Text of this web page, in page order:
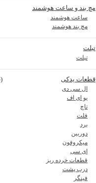
مچ بند و ساعت هوشمند
ساعت هوشمند
مچ بند هوشمند
تبلت
تبلت
قطعات یدکی (1316)
ال سی دی
یو ای اف
تاچ
فلت
برد
دوربین
میکروفون
ای سی
قطعات خرده ریز
درب پشت
فینگر